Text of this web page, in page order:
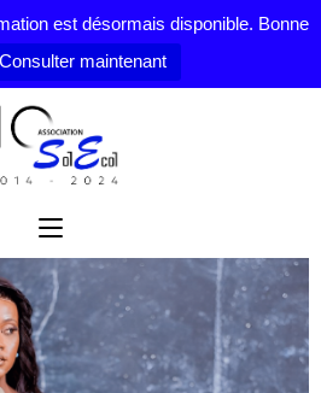
est désormais disponible. Bonne
Consulter maintenant